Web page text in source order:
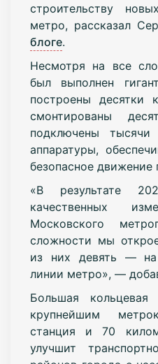
строительству
метро, рассказал
блоге.
Несмотря на все
был выполнен
построены десятки
смонтированы
подключены
аппаратуры,
безопасное движение
«В результате
качественных
Московского
сложности мы
из них девять — на
линии метро», —
Большая
крупнейшим
станция и 70
улучшит